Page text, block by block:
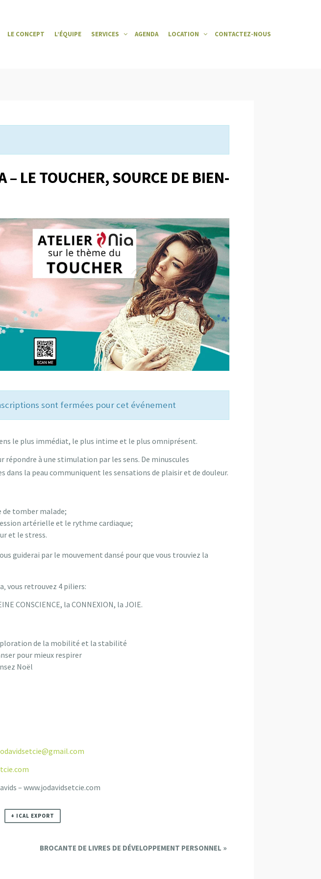
LE CONCEPT L’ÉQUIPE SERVICES AGENDA LOCATION CONTACTEZ-NOUS
– LE TOUCHER, SOURCE DE BIEN-
sont fermées pour cet événement
le plus immédiat, le plus intime et le plus omniprésent.
répondre à une stimulation par les sens. De minuscules
dans la peau communiquent les sensations de plaisir et de douleur.
de tomber malade;
artérielle et le rythme cardiaque;
et le stress.
guiderai par le mouvement dansé pour que vous trouviez la
vous retrouvez 4 piliers:
CONSCIENCE, la CONNEXION, la JOIE.
de la mobilité et la stabilité
pour mieux respirer
Noël
– www.jodavidsetcie.com
+ ICAL EXPORT
BROCANTE DE LIVRES DE DÉVELOPPEMENT PERSONNEL »